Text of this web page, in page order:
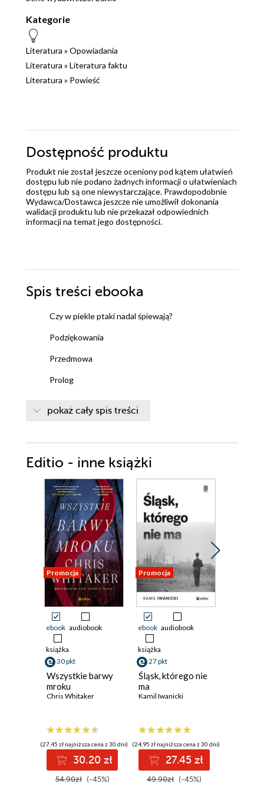
Kategorie
Literatura » Opowiadania
Literatura » Literatura faktu
Literatura » Powieść
Dostępność produktu
Produkt nie został jeszcze oceniony pod kątem ułatwień
dostępu lub nie podano żadnych informacji o ułatwieniach
dostępu lub są one niewystarczające. Prawdopodobnie
Wydawca/Dostawca jeszcze nie umożliwił dokonania
walidacji produktu lub nie przekazał odpowiednich
informacji na temat jego dostępności.
Spis treści ebooka
Czy w piekle ptaki nadal śpiewają?
Podziękowania
Przedmowa
Prolog
Rozdział 3.
Rozdział 4.
Rozdział 5.
Rozdział 6.
Rozdział 7.
Rozdział 8.
Rozdział 9.
Rozdział 10.
Rozdział 11.
Rozdział 12.
Rozdział 13.
Rozdział 14.
Rozdział 15.
Rozdział 17.
Rozdział 18.
Rozdział 19.
pokaż cały spis treści
Editio - inne książki
Promocja
ebook audiobook
książka
30 pkt
Wszystkie barwy
mroku
Chris Whitaker
(27,45 zł najniższa cena z 30 dni)
30.20 zł
54.90zł (-45%)
Promocja
ebook audiobook
książka
27 pkt
Śląsk, którego nie
ma
Kamil Iwanicki
(24,95 zł najniższa cena z 30 dni)
27.45 zł
49.90zł (-45%)